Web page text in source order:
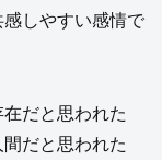
しやすい感情で
だと思われた
だと思われた